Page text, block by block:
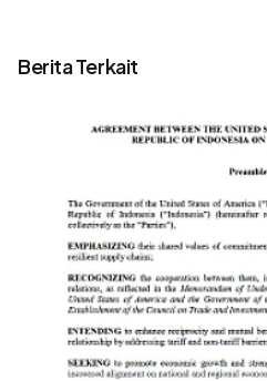
Berita Terkait